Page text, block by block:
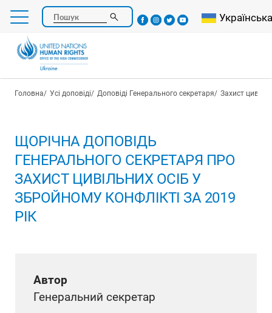
Перейти
основного
Пошук Select your
Українська
Рядок навіґації
Головна Усі доповіді Доповіді Генерального секретаря Захист
ЩОРІЧНА ДОПОВІДЬ
ГЕНЕРАЛЬНОГО СЕКРЕТАРЯ ПРО
ЗАХИСТ ЦИВІЛЬНИХ ОСІБ У
ЗБРОЙНОМУ КОНФЛІКТІ ЗА 2019
РІК
Автор
Генеральний секретар